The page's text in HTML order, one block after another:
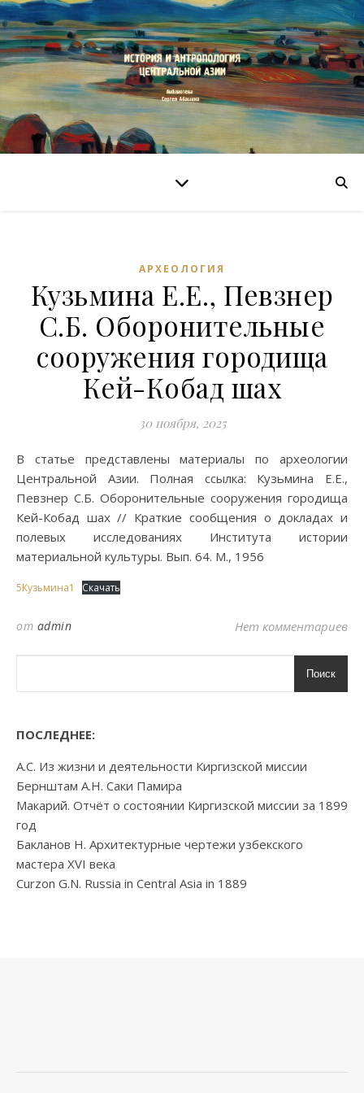
АРХЕОЛОГИЯ
Кузьмина Е.Е., Певзнер
С.Б. Оборонительные
сооружения городища
Кей-Кобад шах
30 ноября, 2025
В статье представлены материалы по археологии
Центральной Азии. Полная ссылка: Кузьмина Е.Е.,
Певзнер С.Б. Оборонительные сооружения городища
Кей-Кобад шах // Краткие сообщения о докладах и
полевых исследованиях Института истории
материальной культуры. Вып. 64. М., 1956
5Кузьмина1 Скачать
от admin Нет комментариев
Поиск
ПОСЛЕДНЕЕ:
А.С. Из жизни и деятельности Киргизской миссии
Бернштам А.Н. Саки Памира
Макарий. Отчёт о состоянии Киргизской миссии за 1899
год
Бакланов Н. Архитектурные чертежи узбекского
мастера XVI века
Curzon G.N. Russia in Central Asia in 1889